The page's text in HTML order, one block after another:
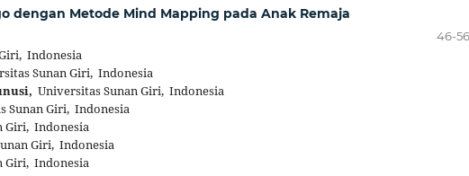
dengan Metode Mind Mapping pada Anak Remaja
Indonesia
Sunan Giri, Indonesia
Universitas Sunan Giri, Indonesia
Sunan Giri, Indonesia
Giri, Indonesia
Giri, Indonesia
Giri, Indonesia
46-56